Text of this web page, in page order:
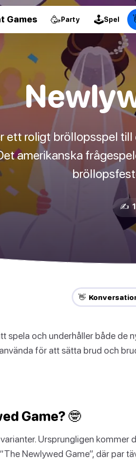
Games 🥳Party 🕹Spel
ett roligt bröllopsspel till
amerikanska
✍️ 1
👋
spela och underhåller både de
för att sätta brud och
Game? 🤓
Ursprungligen kommer
Newlywed Game”, där par